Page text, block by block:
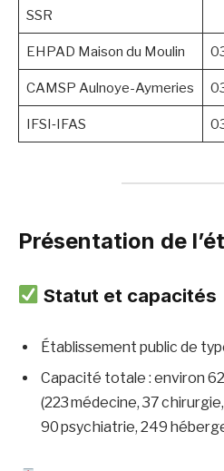
SSR
EHPAD Maison du Moulin
CAMSP Aulnoye-Aymeries
IFSI‑IFAS
Présentation de
Statut et capacités
Établissement public de
Capacité totale : environ
(223 médecine, 37
90 psychiatrie, 249